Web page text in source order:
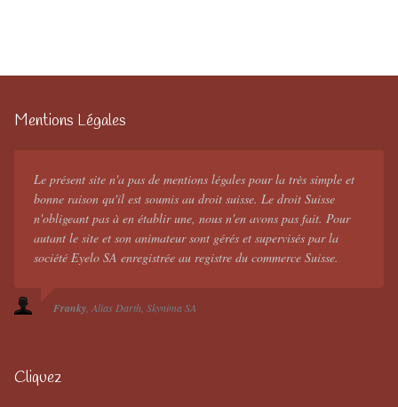
Mentions Légales
Le présent site n'a pas de mentions légales pour la très simple et
bonne raison qu'il est soumis au droit suisse. Le droit Suisse
n'obligeant pas à en établir une, nous n'en avons pas fait. Pour
autant le site et son animateur sont gérés et supervisés par la
société Eyelo SA enregistrée au registre du commerce Suisse.
Franky Alias Darth Skynima SA
Cliquez